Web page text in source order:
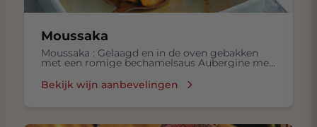
Moussaka
Moussaka : Gelaagd en in de oven gebakken
met een romige bechamelsaus Aubergine met
Bechamelsaus, met Lamsvlees, Tomaten,
Kruiden zoals kaneel en nootmuskaat
Bekijk wijn aanbevelingen